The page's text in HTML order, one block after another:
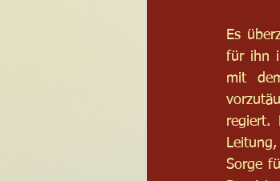
Es
für ihn
mit
regiert.
Sorge